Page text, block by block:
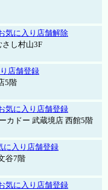
気に入り店舗解除
し村山3F
店舗登録
5階
気に入り店舗登録
カドー 武蔵境店 西館5階
に入り店舗登録
谷7階
気に入り店舗登録